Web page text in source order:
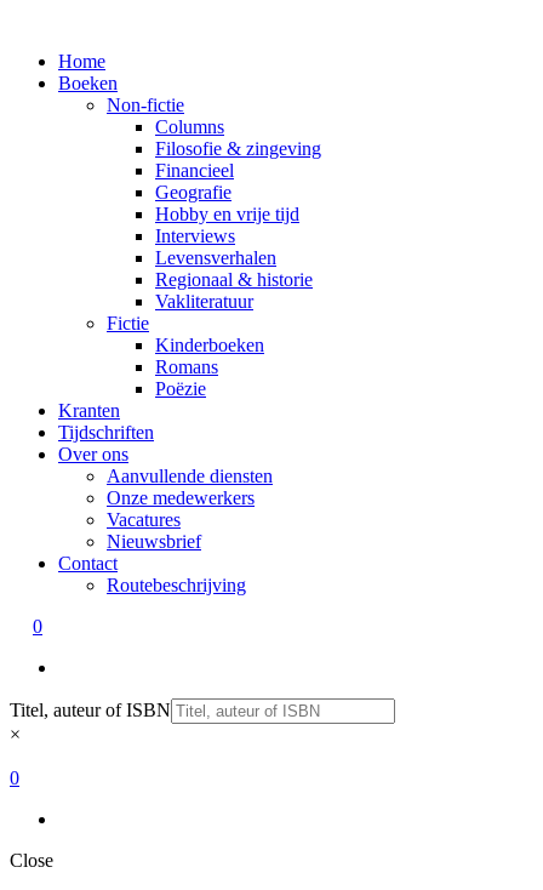
Home
Boeken
Non-fictie
Columns
Filosofie & zingeving
Financieel
Geografie
Hobby en vrije tijd
Interviews
Levensverhalen
Regionaal & historie
Vakliteratuur
Fictie
Kinderboeken
Romans
Poëzie
Kranten
Tijdschriften
Over ons
Aanvullende diensten
Onze medewerkers
Vacatures
Nieuwsbrief
Contact
Routebeschrijving
0
Titel, auteur of ISBN
×
0
Close